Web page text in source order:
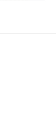
автора
также
и